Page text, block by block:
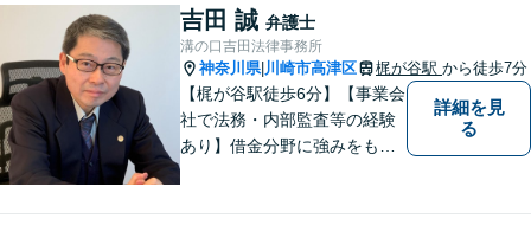
より最善の解決へ導きます。
遠方で来所困難な方もお気軽
にご相談ください。
吉田 誠 弁護士
溝の口吉田法律事務所
神奈川県| 川崎市高津区 梶が谷駅 から徒歩7分
【梶が谷駅徒歩6分】【事業会
社で法務・内部監査等の経験
あり】借金分野に強みをも
詳細を見
る